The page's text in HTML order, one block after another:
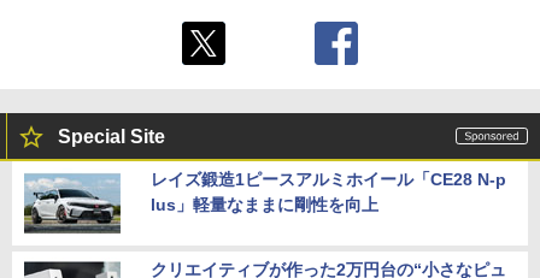
Special Site
レイズ鍛造1ピースアルミホイール「CE28 N-p
lus」軽量なままに剛性を向上
クリエイティブが作った2万円台の“小さなピュ